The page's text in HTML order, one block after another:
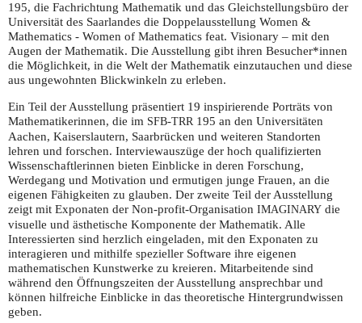
195, die Fachrichtung Mathematik und das Gleichstellungsbüro der
Universität des Saarlandes die Doppelausstellung Women &
Mathematics - Women of Mathematics feat. Visionary – mit den
Augen der Mathematik. Die Ausstellung gibt ihren Besucher*innen
die Möglichkeit, in die Welt der Mathematik einzutauchen und diese
aus ungewohnten Blickwinkeln zu erleben.
Ein Teil der Ausstellung präsentiert 19 inspirierende Porträts von
Mathematikerinnen, die im SFB-TRR195 an den Universitäten
Aachen, Kaiserslautern, Saarbrücken und weiteren Standorten
lehren und forschen. Interviewauszüge der hoch qualifizierten
Wissenschaftlerinnen bieten Einblicke in deren Forschung,
Werdegang und Motivation und ermutigen junge Frauen, an die
eigenen Fähigkeiten zu glauben. Der zweite Teil der Ausstellung
zeigt mit Exponaten der Non-profit-Organisation IMAGINARY die
visuelle und ästhetische Komponente der Mathematik. Alle
Interessierten sind herzlich eingeladen, mit den Exponaten zu
interagieren und mithilfe spezieller Software ihre eigenen
mathematischen Kunstwerke zu kreieren. Mitarbeitende sind
während den Öffnungszeiten der Ausstellung ansprechbar und
können hilfreiche Einblicke in das theoretische Hintergrundwissen
geben.